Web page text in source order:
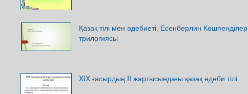
Қазақ тілі мен әдебиеті. Есенберлин Көшпенділер
трилогиясы
XIX ғасырдың II жартысындағы қазақ әдеби тілі